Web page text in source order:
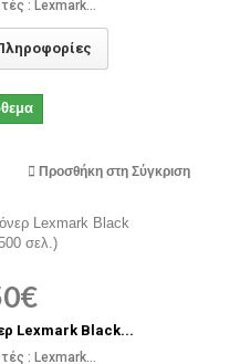
: Lexmark...
Προσθήκη στη Σύγκριση
Lexmark Black...
: Lexmark...